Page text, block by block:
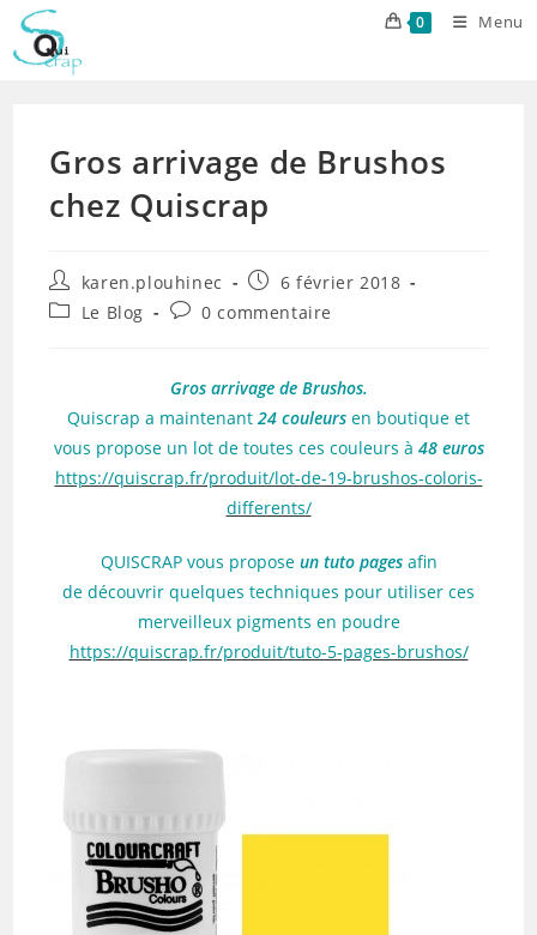
Skip
content
0 Menu
Gros arrivage de Brushos
chez Quiscrap
Auteur/autrice
de
la
karen.plouhinec
Publication
publiée :
6 février 2018
PostLe Blog
Commentaires
publication :
0 commentaire
Gros arrivage de Brushos.
Quiscrap a maintenant 24 couleurs en boutique et
vous propose un lot de toutes ces couleurs à 48 euros
https://quiscrap.fr/produit/lot-de-19-brushos-coloris-
differents/
QUISCRAP vous propose un tuto pages afin
de découvrir quelques techniques pour utiliser ces
merveilleux pigments en poudre
https://quiscrap.fr/produit/tuto-5-pages-brushos/